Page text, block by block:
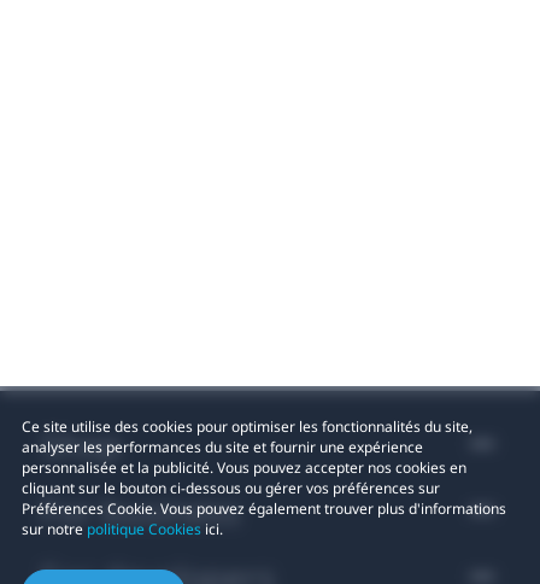
Ce site utilise des cookies pour optimiser les fonctionnalités du site,
analyser les performances du site et fournir une expérience
personnalisée et la publicité. Vous pouvez accepter nos cookies en
cliquant sur le bouton ci-dessous ou gérer vos préférences sur
Préférences Cookie. Vous pouvez également trouver plus d'informations
sur notre politique Cookies ici.
Shop
For business